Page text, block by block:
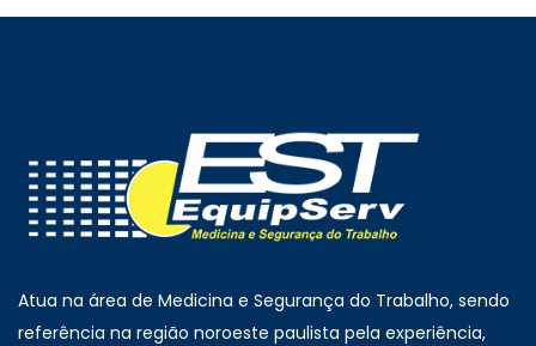
Atua na área de Medicina e Segurança do Trabalho, sendo
referência na região noroeste paulista pela experiência,